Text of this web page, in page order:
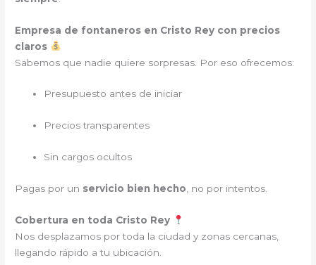
Empresa de fontaneros en Cristo Rey con precios
claros
Sabemos que nadie quiere sorpresas. Por eso ofrecemos:
Presupuesto antes de iniciar
Precios transparentes
Sin cargos ocultos
Pagas por un servicio bien hecho , no por intentos.
Cobertura en toda Cristo Rey
Nos desplazamos por toda la ciudad y zonas cercanas,
llegando rápido a tu ubicación.